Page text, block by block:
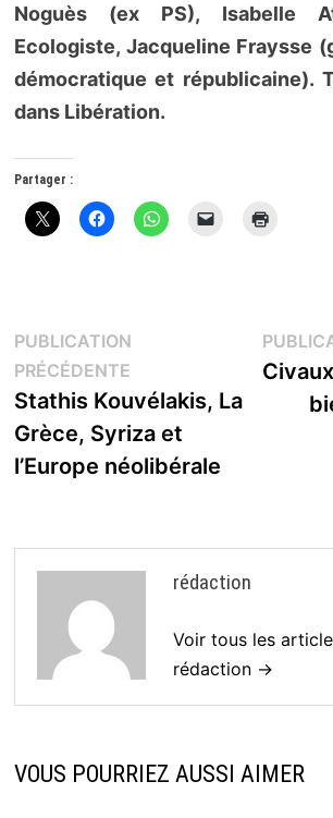
Noguès (ex PS), Isabelle
Ecologiste, Jacqueline Fraysse
démocratique et républicaine).
dans Libération.
Partager :
Navigation
de
l’article
PUBLICATION
PRÉCÉDENTEPublication
précédente :
Stathis Kouvélakis, La
Grèce, Syriza et
l’Europe néolibérale
rédaction
Voir tous les
rédaction →
VOUS POURRIEZ AUSSI AIMER